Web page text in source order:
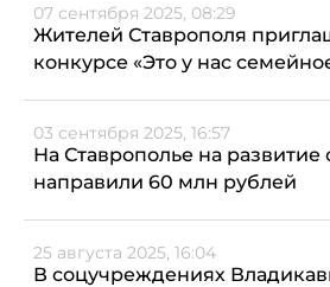
07 сентября 2025, 08:29
Жителей Ставрополя
конкурсе «Это у нас
03 сентября 2025, 16:57
На Ставрополье на
направили 60 млн рублей
25 августа 2025, 16:04
В соцучреждениях